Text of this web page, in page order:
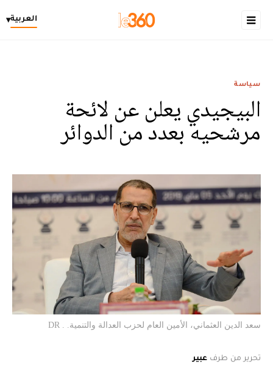
العربية▾
سياسة
البيجيدي يعلن عن لائحة
مرشحيه بعدد من الدوائر
سعد الدين العثماني، الأمين العام لحزب العدالة والتنمية. . DR
تحرير من طرف عبير